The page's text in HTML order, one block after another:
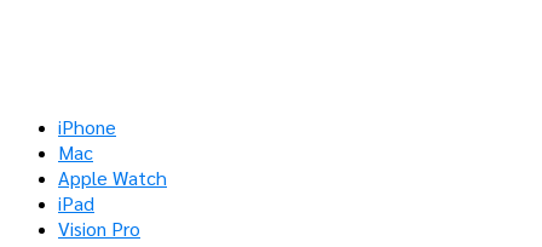
iPhone
Mac
Apple Watch
iPad
Vision Pro